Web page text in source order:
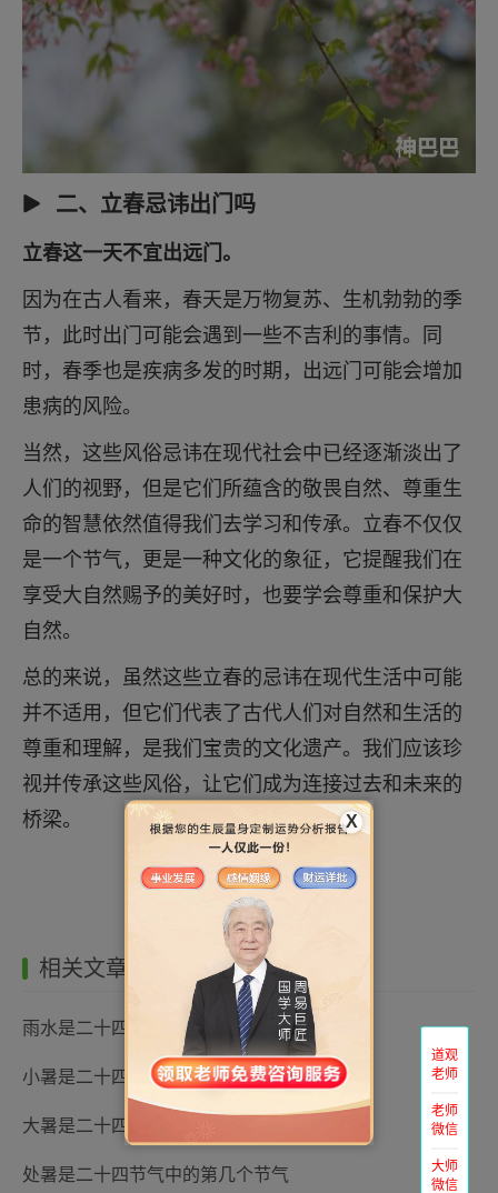
二、立春忌讳出门吗
立春这一天不宜出远门。
因为在古人看来，春天是万物复苏、生机勃勃的季
节，此时出门可能会遇到一些不吉利的事情。同
时，春季也是疾病多发的时期，出远门可能会增加
患病的风险。
当然，这些风俗忌讳在现代社会中已经逐渐淡出了
人们的视野，但是它们所蕴含的敬畏自然、尊重生
命的智慧依然值得我们去学习和传承。立春不仅仅
是一个节气，更是一种文化的象征，它提醒我们在
享受大自然赐予的美好时，也要学会尊重和保护大
自然。
总的来说，虽然这些立春的忌讳在现代生活中可能
并不适用，但它们代表了古代人们对自然和生活的
尊重和理解，是我们宝贵的文化遗产。我们应该珍
视并传承这些风俗，让它们成为连接过去和未来的
桥梁。
相关文章
雨水是二十四节气中的第几个节气
小暑是二十四节气中的第几个节气
大暑是二十四节气中的第几个节气
处暑是二十四节气中的第几个节气
道观
老师
老师
微信
大师
微信
X